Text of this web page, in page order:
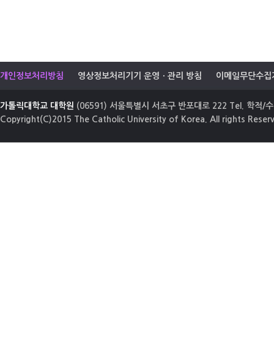
개인정보처리방침 영상정보처리기기 운영ㆍ관리 방침 이메일무단수집
가톨릭대학교 대학원 (06591) 서울특별시 서초구 반포대로 222 Tel. 학적/
Copyright(C)2015 The Catholic University of Korea. All rights